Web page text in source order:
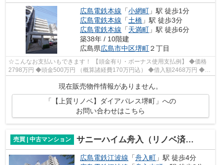
広島電鉄本線 「小網町 」駅 徒歩1分
広島電鉄本線 「土橋 」駅 徒歩3分
広島電鉄本線 「天満町 」駅 徒歩6分
築38年 / 10階建
広島県広島市中区堺町２丁目
☆こんなお支払いもできます！ 【頭金有り・ボーナス使用支払例】 ◆価格
2798万円 ◆頭金500万円 （概算諸経費170万円込） ◆借入額2468万円 ◆年
現在販売物件情報がありません。
「【上質リノベ】ダイアパレス堺町」への
お問い合わせはこちら
売買 | 中古マンション サニーハイム舟入（リノベ済ペット可）
広島電鉄江波線 「舟入町 」駅 徒歩4分